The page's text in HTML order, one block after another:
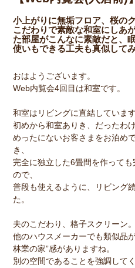
小上がりに無垢フロア、桜の
こだわりで素敵な和室にしあ
た部屋がこんなに素敵だと、
使いもできる工夫も真似して
おはようございます。
Web内覧会4回目は和室です。
和室はリビングに直結しています
初めから和室ありき、だったわ
めったにないお客さまをお泊め
き、
完全に独立した6畳間を作って
ので、
普段も使えるように、リビング
た。
夫のこだわり、格子スクリーン。
他のハウスメーカーでも類似品
林業の家”感がありますね。
別の空間であることを強調して